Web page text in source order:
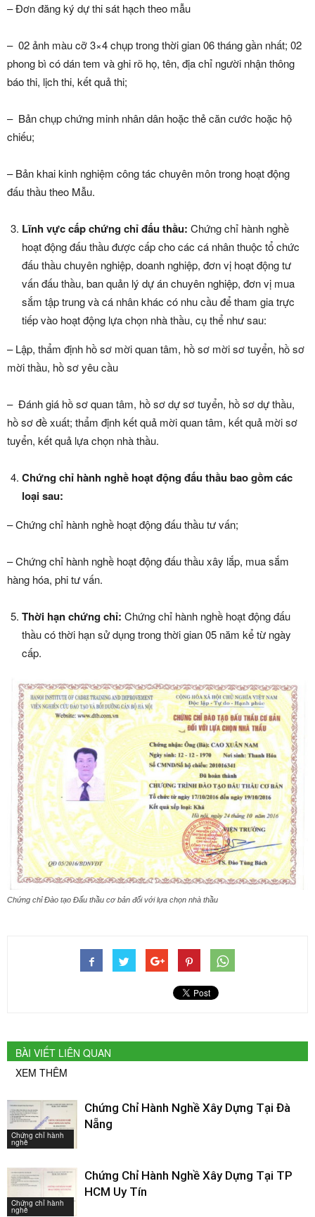
– Đơn đăng ký dự thi sát hạch theo mẫu
– 02 ảnh màu cỡ 3×4 chụp trong thời gian 06 tháng gần nhất; 02
phong bì có dán tem và ghi rõ họ, tên, địa chỉ người nhận thông
báo thi, lịch thi, kết quả thi;
– Bản chụp chứng minh nhân dân hoặc thẻ căn cước hoặc hộ
chiếu;
– Bản khai kinh nghiệm công tác chuyên môn trong hoạt động
đấu thầu theo Mẫu.
Lĩnh vực cấp chứng chỉ đấu thầu: Chứng chỉ hành nghề
hoạt động đấu thầu được cấp cho các cá nhân thuộc tổ chức
đấu thầu chuyên nghiệp, doanh nghiệp, đơn vị hoạt động tư
vấn đấu thầu, ban quản lý dự án chuyên nghiệp, đơn vị mua
sắm tập trung và cá nhân khác có nhu cầu để tham gia trực
tiếp vào hoạt động lựa chọn nhà thầu, cụ thể như sau:
– Lập, thẩm định hồ sơ mời quan tâm, hồ sơ mời sơ tuyển, hồ sơ
mời thầu, hồ sơ yêu cầu
– Đánh giá hồ sơ quan tâm, hồ sơ dự sơ tuyển, hồ sơ dự thầu,
hồ sơ đề xuất; thẩm định kết quả mời quan tâm, kết quả mời sơ
tuyển, kết quả lựa chọn nhà thầu.
Chứng chỉ hành nghề hoạt động đấu thầu bao gồm các
loại sau:
– Chứng chỉ hành nghề hoạt động đấu thầu tư vấn;
– Chứng chỉ hành nghề hoạt động đấu thầu xây lắp, mua sắm
hàng hóa, phi tư vấn.
Thời hạn chứng chỉ: Chứng chỉ hành nghề hoạt động đấu
thầu có thời hạn sử dụng trong thời gian 05 năm kể từ ngày
cấp.
Chứng chỉ Đào tạo Đấu thầu cơ bản đối với lựa chọn nhà thầu
BÀI VIẾT LIÊN QUAN
XEM THÊM
Chứng chỉ hành
nghề
Chứng Chỉ Hành Nghề Xây Dựng Tại Đà
Nẵng
Chứng chỉ hành
nghề
Chứng Chỉ Hành Nghề Xây Dựng Tại TP
HCM Uy Tín